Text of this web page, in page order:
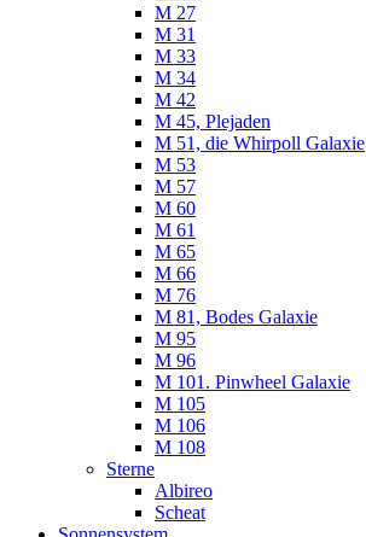
M 27
M 31
M 33
M 34
M 42
M 45, Plejaden
M 51, die Whirpoll Galaxie
M 53
M 57
M 60
M 61
M 65
M 66
M 76
M 81, Bodes Galaxie
M 95
M 96
M 101. Pinwheel Galaxie
M 105
M 106
M 108
Sterne
Albireo
Scheat